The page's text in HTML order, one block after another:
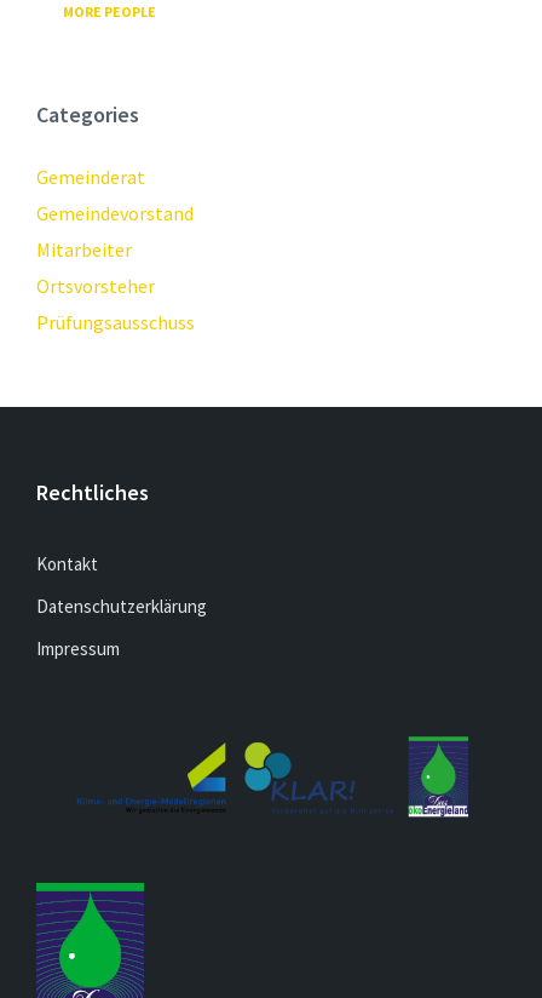
MORE PEOPLE
Categories
Gemeinderat
Gemeindevorstand
Mitarbeiter
Ortsvorsteher
Prüfungsausschuss
Rechtliches
Kontakt
Datenschutzerklärung
Impressum